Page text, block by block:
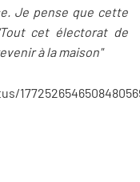
Je pense que cette
cet électorat de
à la maison"